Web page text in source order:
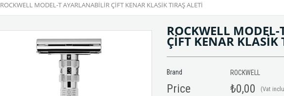
ROCKWELL MODEL-T AYARLANABİLİR ÇİFT KENAR KLASİK TIRAŞ ALETİ
ROCKWELL
ÇİFT KENAR KLASİK
Brand ROCKWELL
Price ₺0,00 (Vat